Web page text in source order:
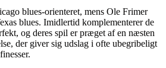
blues-orienteret, mens Ole Frimer
blues. Imidlertid komplementerer de
og deres spil er præget af en næsten
der giver sig udslag i ofte ubegribeligt